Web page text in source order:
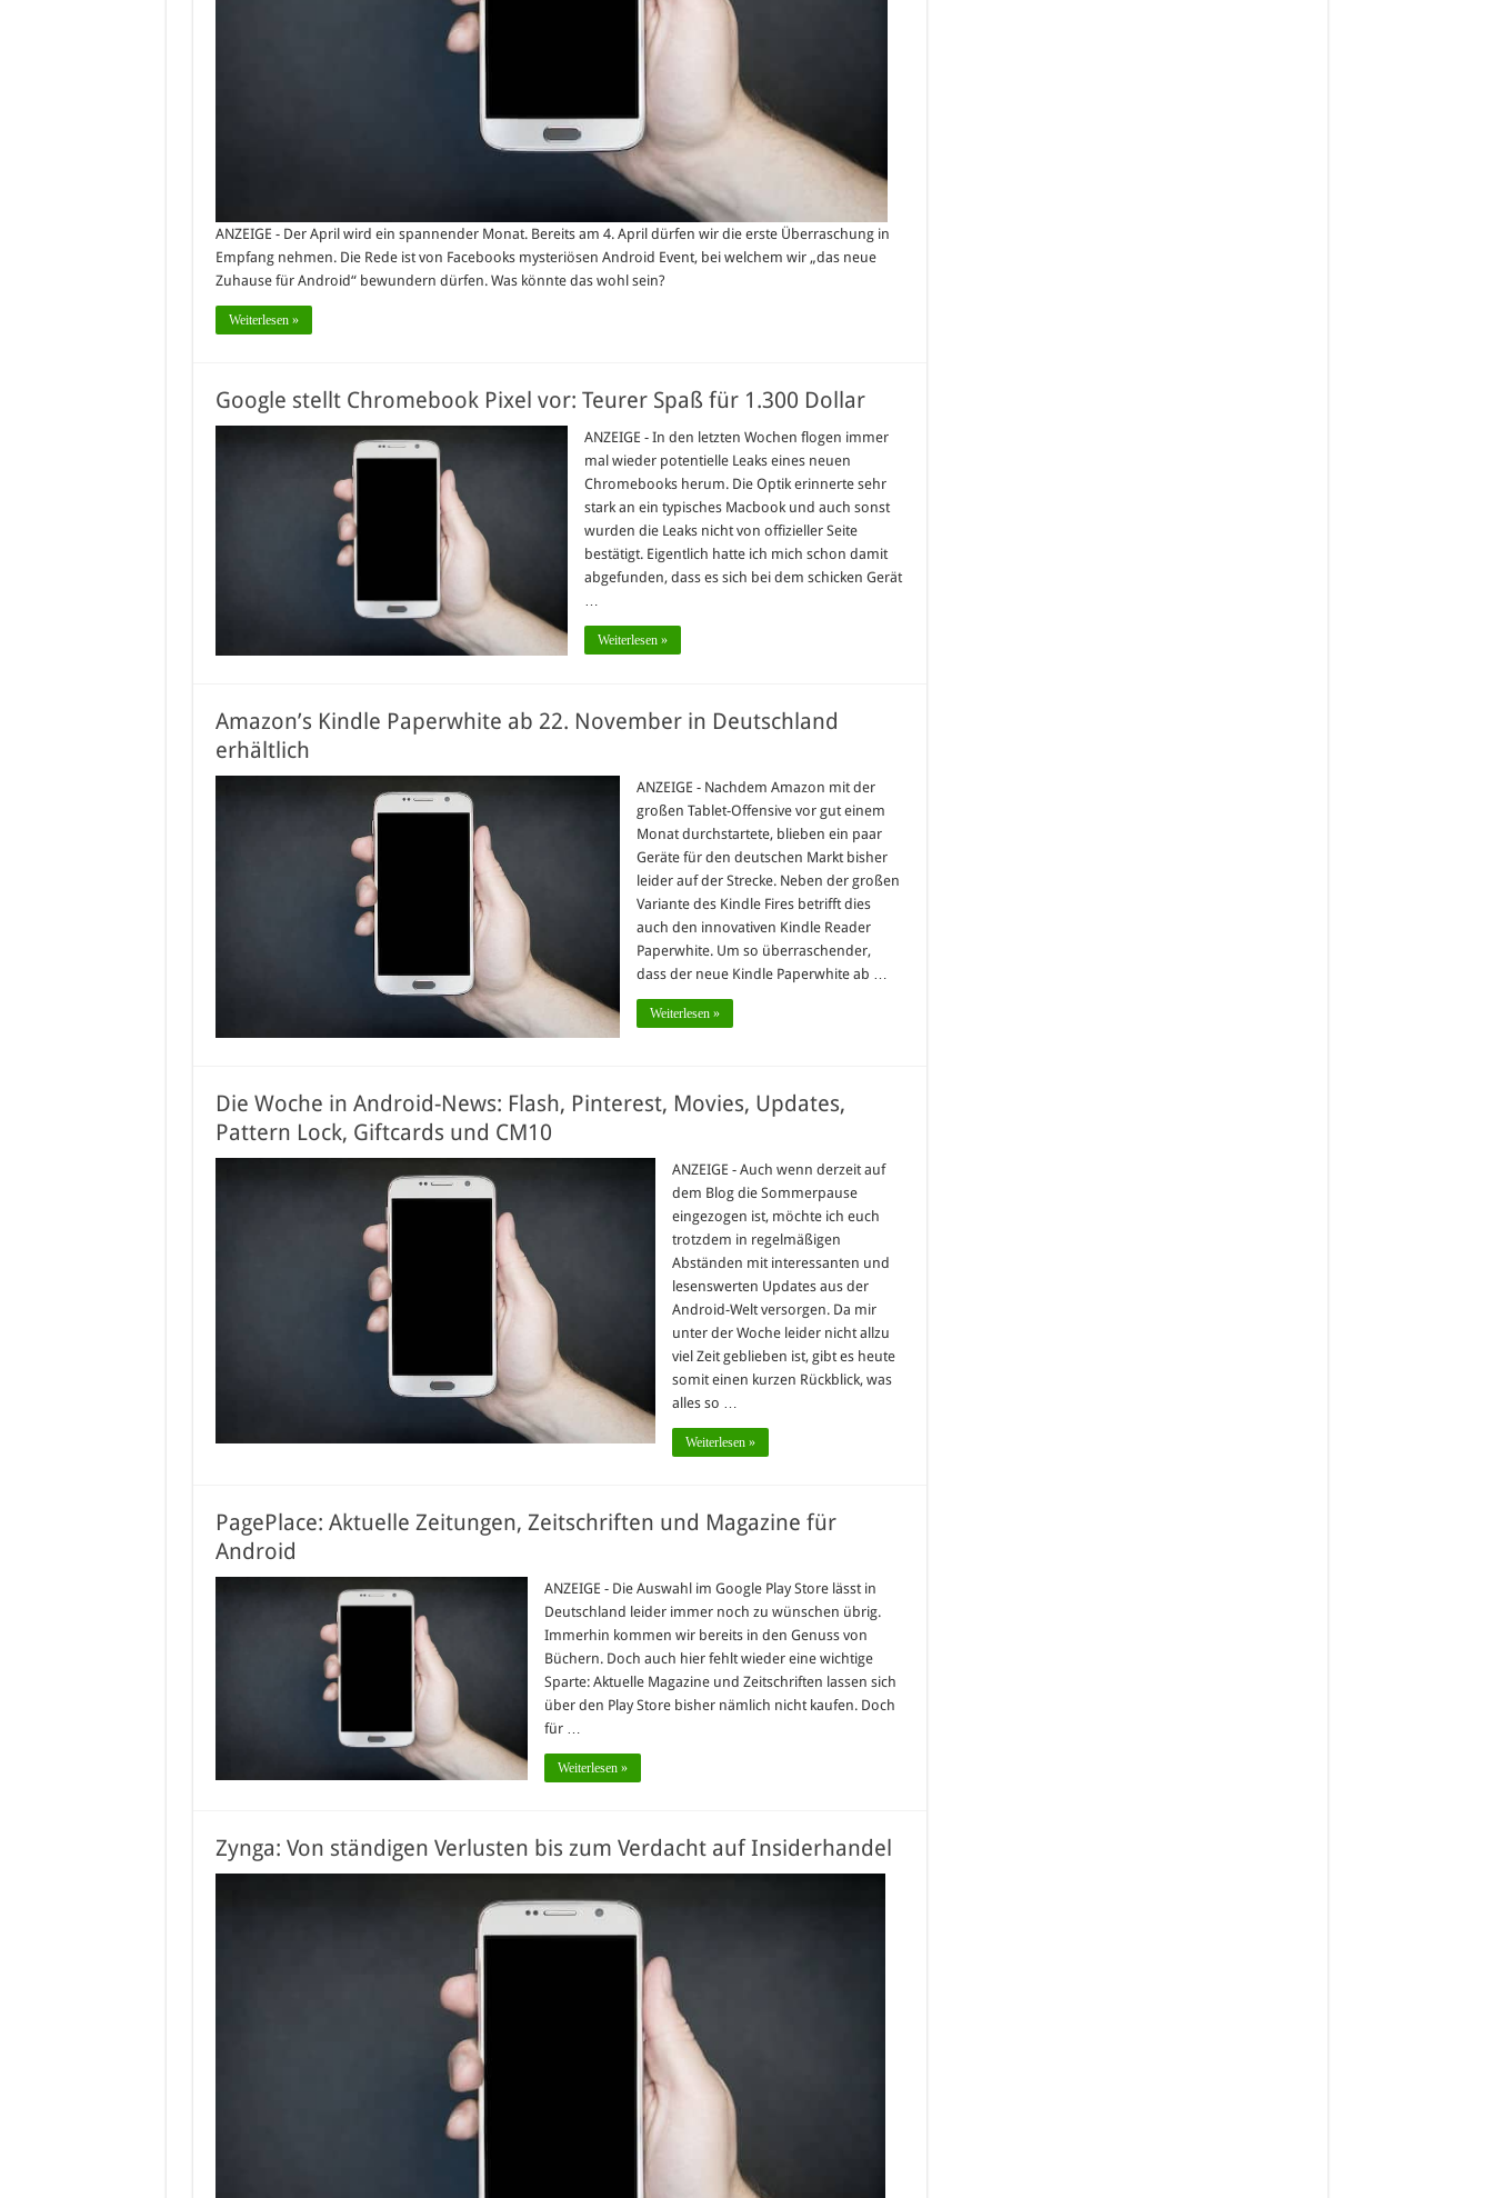
ANZEIGE - Der April wird ein spannender Monat. Bereits am 4. April dürfen wir die erste Überraschung in
Empfang nehmen. Die Rede ist von Facebooks mysteriösen Android Event, bei welchem wir „das neue
Zuhause für Android“ bewundern dürfen. Was könnte das wohl sein?
Weiterlesen »
Google stellt Chromebook Pixel vor: Teurer Spaß für 1.300 Dollar
ANZEIGE - In den letzten Wochen flogen immer
mal wieder potentielle Leaks eines neuen
Chromebooks herum. Die Optik erinnerte sehr
stark an ein typisches Macbook und auch sonst
wurden die Leaks nicht von offizieller Seite
bestätigt. Eigentlich hatte ich mich schon damit
abgefunden, dass es sich bei dem schicken Gerät
…
Weiterlesen »
Amazon’s Kindle Paperwhite ab 22. November in Deutschland
erhältlich
ANZEIGE - Nachdem Amazon mit der
großen Tablet-Offensive vor gut einem
Monat durchstartete, blieben ein paar
Geräte für den deutschen Markt bisher
leider auf der Strecke. Neben der großen
Variante des Kindle Fires betrifft dies
auch den innovativen Kindle Reader
Paperwhite. Um so überraschender,
dass der neue Kindle Paperwhite ab …
Weiterlesen »
Die Woche in Android-News: Flash, Pinterest, Movies, Updates,
Pattern Lock, Giftcards und CM10
ANZEIGE - Auch wenn derzeit auf
dem Blog die Sommerpause
eingezogen ist, möchte ich euch
trotzdem in regelmäßigen
Abständen mit interessanten und
lesenswerten Updates aus der
Android-Welt versorgen. Da mir
unter der Woche leider nicht allzu
viel Zeit geblieben ist, gibt es heute
somit einen kurzen Rückblick, was
alles so …
Weiterlesen »
PagePlace: Aktuelle Zeitungen, Zeitschriften und Magazine für
Android
ANZEIGE - Die Auswahl im Google Play Store lässt in
Deutschland leider immer noch zu wünschen übrig.
Immerhin kommen wir bereits in den Genuss von
Büchern. Doch auch hier fehlt wieder eine wichtige
Sparte: Aktuelle Magazine und Zeitschriften lassen sich
über den Play Store bisher nämlich nicht kaufen. Doch
für …
Weiterlesen »
Zynga: Von ständigen Verlusten bis zum Verdacht auf Insiderhandel